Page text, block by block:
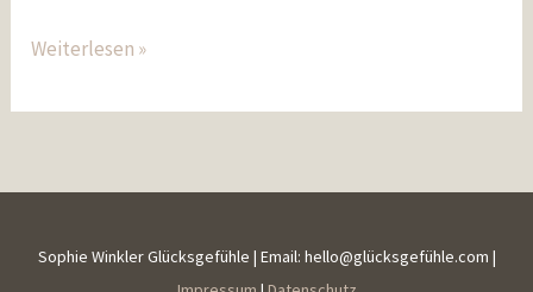
Weiterlesen »
Sophie Winkler Glücksgefühle | Email: hello@glücksgefühle.com |